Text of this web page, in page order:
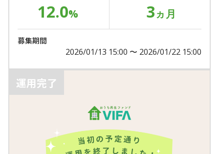
12.0% 3ヵ月
募集期間
2026/01/13 15:00 〜 2026/01/22 15:00
運用完了